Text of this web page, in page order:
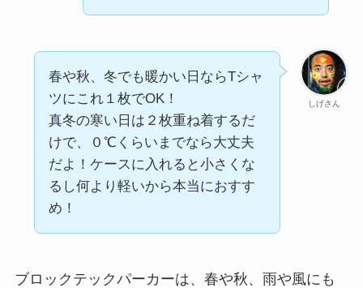
しげさん
春や秋、冬でも暖かい日ならTシャ
ツにこれ１枚でOK！
真冬の寒い日は２枚重ね着するだ
けで、０℃くらいまでなら大丈夫
だよ！ケースに入れると小さくな
るし何より軽いから本当におすす
め！
ブロックテックパーカーは、春や秋、雨や風にも